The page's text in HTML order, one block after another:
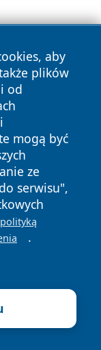
otwarcia
o
i
i
Górnej
przechodzą
aby
plików
od
mogą być
ze
serwisu",
polityką
.